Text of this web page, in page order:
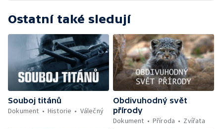
Ostatní také sledují
Souboj titánů
Dokument
Historie Válečný
Obdivuhodný svět
přírody
Dokument
Příroda Zvířata